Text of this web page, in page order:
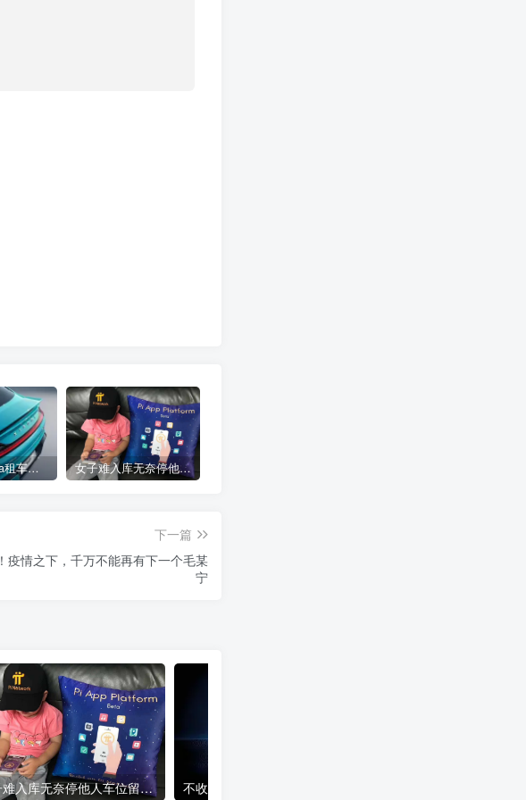
小米SU7 Ultra租车单日价格高达万元：一月内已约满 预计一年回本 女子难入库无奈停他人车位留条致歉 网友：换自动泊车来
下一篇
疫情之下，千万不能再有下一个毛某
宁
女子难入库无奈停他人车位留条致歉 网友：换自动泊车来